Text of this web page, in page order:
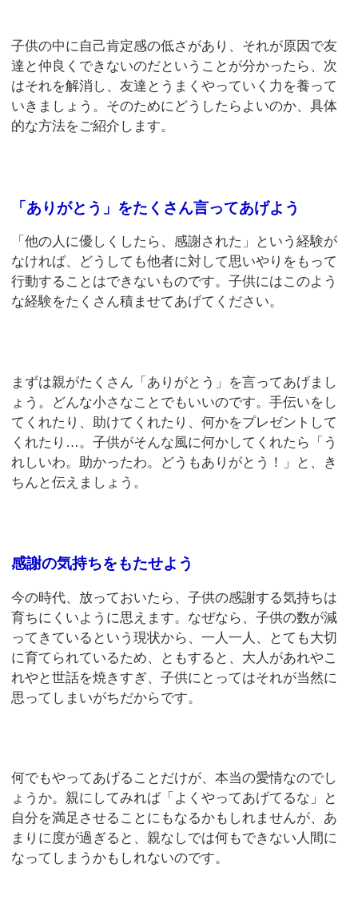
子供の中に自己肯定感の低さがあり、それが原因で友
達と仲良くできないのだということが分かったら、次
はそれを解消し、友達とうまくやっていく力を養って
いきましょう。そのためにどうしたらよいのか、具体
的な方法をご紹介します。
「ありがとう」をたくさん言ってあげよう
「他の人に優しくしたら、感謝された」という経験が
なければ、どうしても他者に対して思いやりをもって
行動することはできないものです。子供にはこのよう
な経験をたくさん積ませてあげてください。
まずは親がたくさん「ありがとう」を言ってあげまし
ょう。どんな小さなことでもいいのです。手伝いをし
てくれたり、助けてくれたり、何かをプレゼントして
くれたり…。子供がそんな風に何かしてくれたら「う
れしいわ。助かったわ。どうもありがとう！」と、き
ちんと伝えましょう。
感謝の気持ちをもたせよう
今の時代、放っておいたら、子供の感謝する気持ちは
育ちにくいように思えます。なぜなら、子供の数が減
ってきているという現状から、一人一人、とても大切
に育てられているため、ともすると、大人があれやこ
れやと世話を焼きすぎ、子供にとってはそれが当然に
思ってしまいがちだからです。
何でもやってあげることだけが、本当の愛情なのでし
ょうか。親にしてみれば「よくやってあげてるな」と
自分を満足させることにもなるかもしれませんが、あ
まりに度が過ぎると、親なしでは何もできない人間に
なってしまうかもしれないのです。